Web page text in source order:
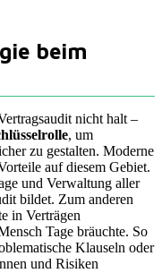
beim
nicht halt –
, um
zu gestalten. Moderne
auf diesem Gebiet.
und Verwaltung aller
bildet. Zum anderen
in Verträgen
Tage bräuchte. So
Klauseln oder
und Risiken